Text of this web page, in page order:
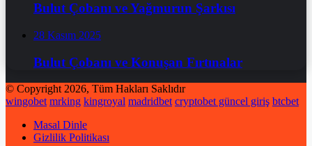
Bulut Çobanı ve Yağmurun Şarkısı
28 Kasım 2025
Bulut Çobanı ve Konuşan Fırtınalar
© Copyright 2026, Tüm Hakları Saklıdır
wingobet mrking kingroyal madridbet cryptobet güncel giriş btcbet
Masal Dinle
Gizlilik Politikası